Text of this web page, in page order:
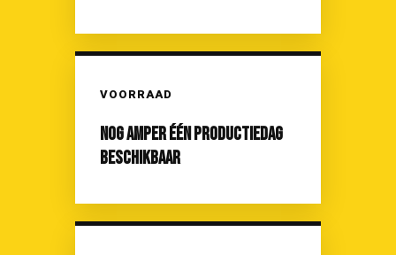
VOORRAAD
NOG AMPER ÉÉN PRODUCTIEDAG
BESCHIKBAAR